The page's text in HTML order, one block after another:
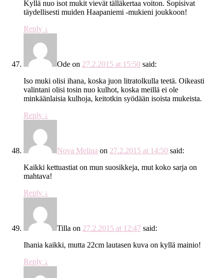
Kyllä nuo isot mukit vievät tälläkertaa voiton. Sopisivat
täydellisesti muiden Haapaniemi -mukieni joukkoon!
Reply ↓
Ode on 27.2.2015 at 15:50 said:
Iso muki olisi ihana, koska juon litratolkulla teetä. Oikeasti
valintani olisi tosin nuo kulhot, koska meillä ei ole
minkäänlaisia kulhoja, keitotkin syödään isoista mukeista.
Reply ↓
Nova Melina on 27.2.2015 at 14:50 said:
Kaikki kettuastiat on mun suosikkeja, mut koko sarja on
mahtava!
Reply ↓
Tilla on 27.2.2015 at 12:47 said:
Ihania kaikki, mutta 22cm lautasen kuva on kyllä mainio!
Reply ↓